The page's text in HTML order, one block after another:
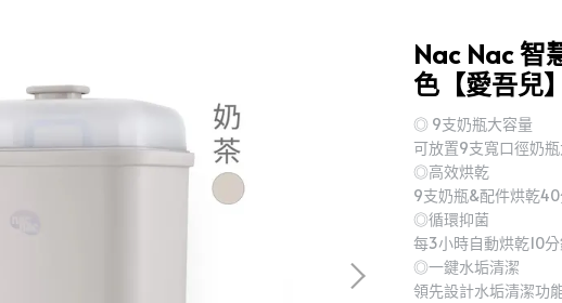
Nac Nac 智
色【愛吾兒】
◎ 9支奶瓶大容量
可放置9支寬口徑奶
◎高效烘乾
9支奶瓶&配件烘乾
◎循環抑菌
每3小時自動烘乾10
◎一鍵水垢清潔
領先設計水垢清潔功